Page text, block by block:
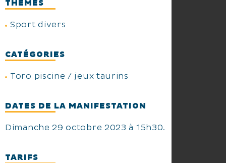
THÈMES
Sport divers
CATÉGORIES
Toro piscine / jeux taurins
DATES DE LA MANIFESTATION
Dimanche 29 octobre 2023 à 15h30.
TARIFS